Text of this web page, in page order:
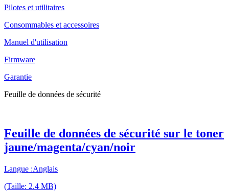
Pilotes et utilitaires
Consommables et accessoires
Manuel d'utilisation
Firmware
Garantie
Feuille de données de sécurité
Feuille de données de sécurité sur le toner
jaune/magenta/cyan/noir
Langue :Anglais
(Taille: 2.4 MB)